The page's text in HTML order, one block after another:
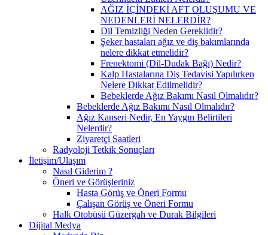
AĞIZ İÇİNDEKİ AFT OLUŞUMU VE
NEDENLERİ NELERDİR?
Dil Temizliği Neden Gereklidir?
Şeker hastaları ağız ve diş bakımlarında
nelere dikkat etmelidir?
Frenektomi (Dil-Dudak Bağı) Nedir?
Kalp Hastalarına Diş Tedavisi Yapılırken
Nelere Dikkat Edilmelidir?
Bebeklerde Ağız Bakımı Nasıl Olmalıdır?
Bebeklerde Ağız Bakımı Nasıl Olmalıdır?
Ağız Kanseri Nedir, En Yaygın Belirtileri
Nelerdir?
Ziyaretçi Saatleri
Radyoloji Tetkik Sonuçları
İletişim/Ulaşım
Nasıl Giderim ?
Öneri ve Görüşleriniz
Hasta Görüş ve Öneri Formu
Çalışan Görüş ve Öneri Formu
Halk Otobüsü Güzergah ve Durak Bilgileri
Dijital Medya